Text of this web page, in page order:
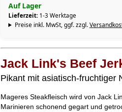
Auf Lager
Lieferzeit: 1-3 Werktage
Preise inkl. MwSt, ggf. zzgl.
Jack Link's Beef
Pikant mit asiatisch-fruchtiger
Mageres Steakfleisch wird von Jack
Marinieren schonend gegart und